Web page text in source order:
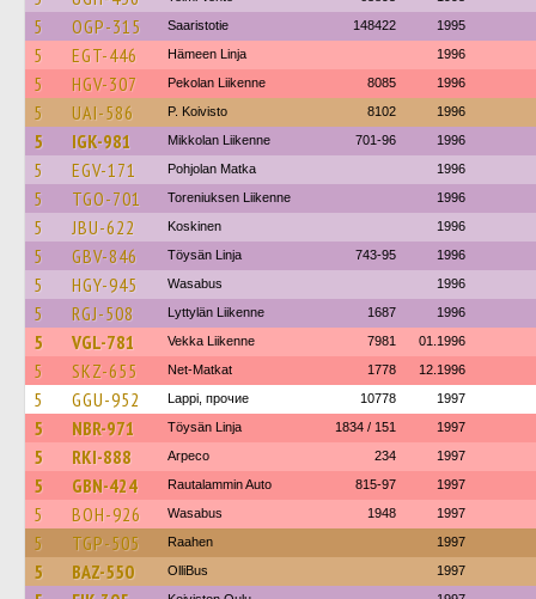
5 OGP-315 Saaristotie 148422 1995
5 EGT-446 Hämeen Linja 1996
5 HGV-307 Pekolan Liikenne 8085 1996
5 UAI-586 P. Koivisto 8102 1996
5 IGK-981 Mikkolan Liikenne 701-96 1996
5 EGV-171 Pohjolan Matka 1996
5 TGO-701 Toreniuksen Liikenne 1996
5 JBU-622 Koskinen 1996
5 GBV-846 Töysän Linja 743-95 1996
5 HGY-945 Wasabus 1996
5 RGJ-508 Lyttylän Liikenne 1687 1996
5 VGL-781 Vekka Liikenne 7981 01.1996
5 SKZ-655 Net-Matkat 1778 12.1996
5 GGU-952 Lappi, прочие 10778 1997
5 NBR-971 Töysän Linja 1834 / 151 1997
5 RKI-888 Arpeco 234 1997
5 GBN-424 Rautalammin Auto 815-97 1997
5 BOH-926 Wasabus 1948 1997
5 TGP-505 Raahen 1997
5 BAZ-550 OlliBus 1997